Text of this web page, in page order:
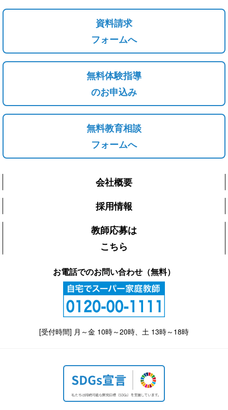
資料請求
フォームへ
無料体験指導
のお申込み
無料教育相談
フォームへ
会社概要
採用情報
教師応募は
こちら
お電話でのお問い合わせ（無料）
[受付時間] 月～金 10時～20時、土 13時～18時